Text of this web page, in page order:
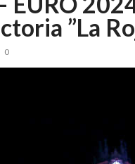
de noi locuri în creșe...
Zlatna prin Programul...
național al zonelor pri...
”La
0